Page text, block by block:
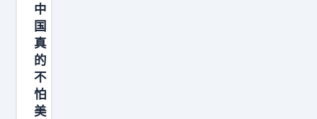
中
国
真
的
不
怕
美